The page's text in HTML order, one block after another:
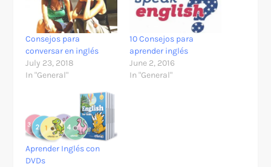
Consejos para
conversar en inglés
July 23, 2018
In "General"
10 Consejos para
aprender inglés
June 2, 2016
In "General"
Aprender Inglés con
DVDs